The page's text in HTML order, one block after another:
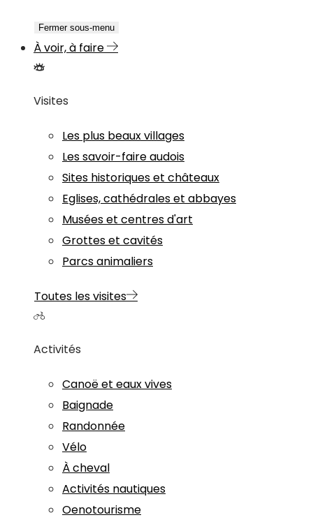
Fermer sous-menu
À voir, à faire
Visites
Les plus beaux villages
Les savoir-faire audois
Sites historiques et châteaux
Eglises, cathédrales et abbayes
Musées et centres d'art
Grottes et cavités
Parcs animaliers
Toutes les visites
Activités
Canoë et eaux vives
Baignade
Randonnée
Vélo
À cheval
Activités nautiques
Oenotourisme